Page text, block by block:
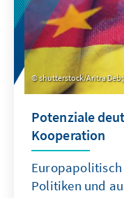
shutterstock/Aritra
Potenziale
Kooperation
Politiken und